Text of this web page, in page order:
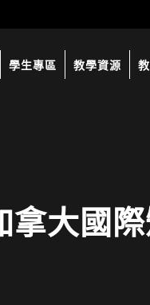
學生專區 教學資源
大國